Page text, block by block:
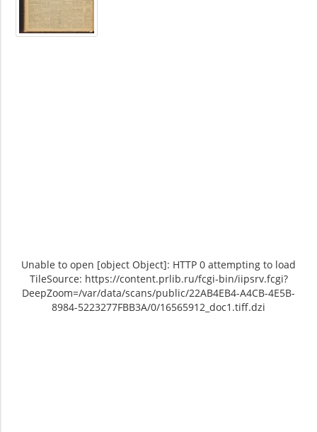
Unable to open [object Object]: HTTP 0 attempting to load
TileSource: https://content.prlib.ru/fcgi-bin/iipsrv.fcgi?
DeepZoom=/var/data/scans/public/22AB4EB4-A4CB-4E5B-
8984-5223277FBB3A/0/16565912_doc1.tiff.dzi